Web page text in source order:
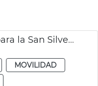
Dispositivo de tráfico para la San Silvestre
MOVILIDAD